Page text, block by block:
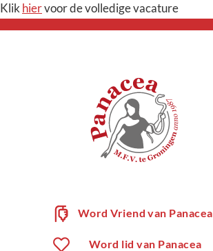
Klik hiervoor de volledige vacature
Word Vriend van Panacea
Word lid van Panacea